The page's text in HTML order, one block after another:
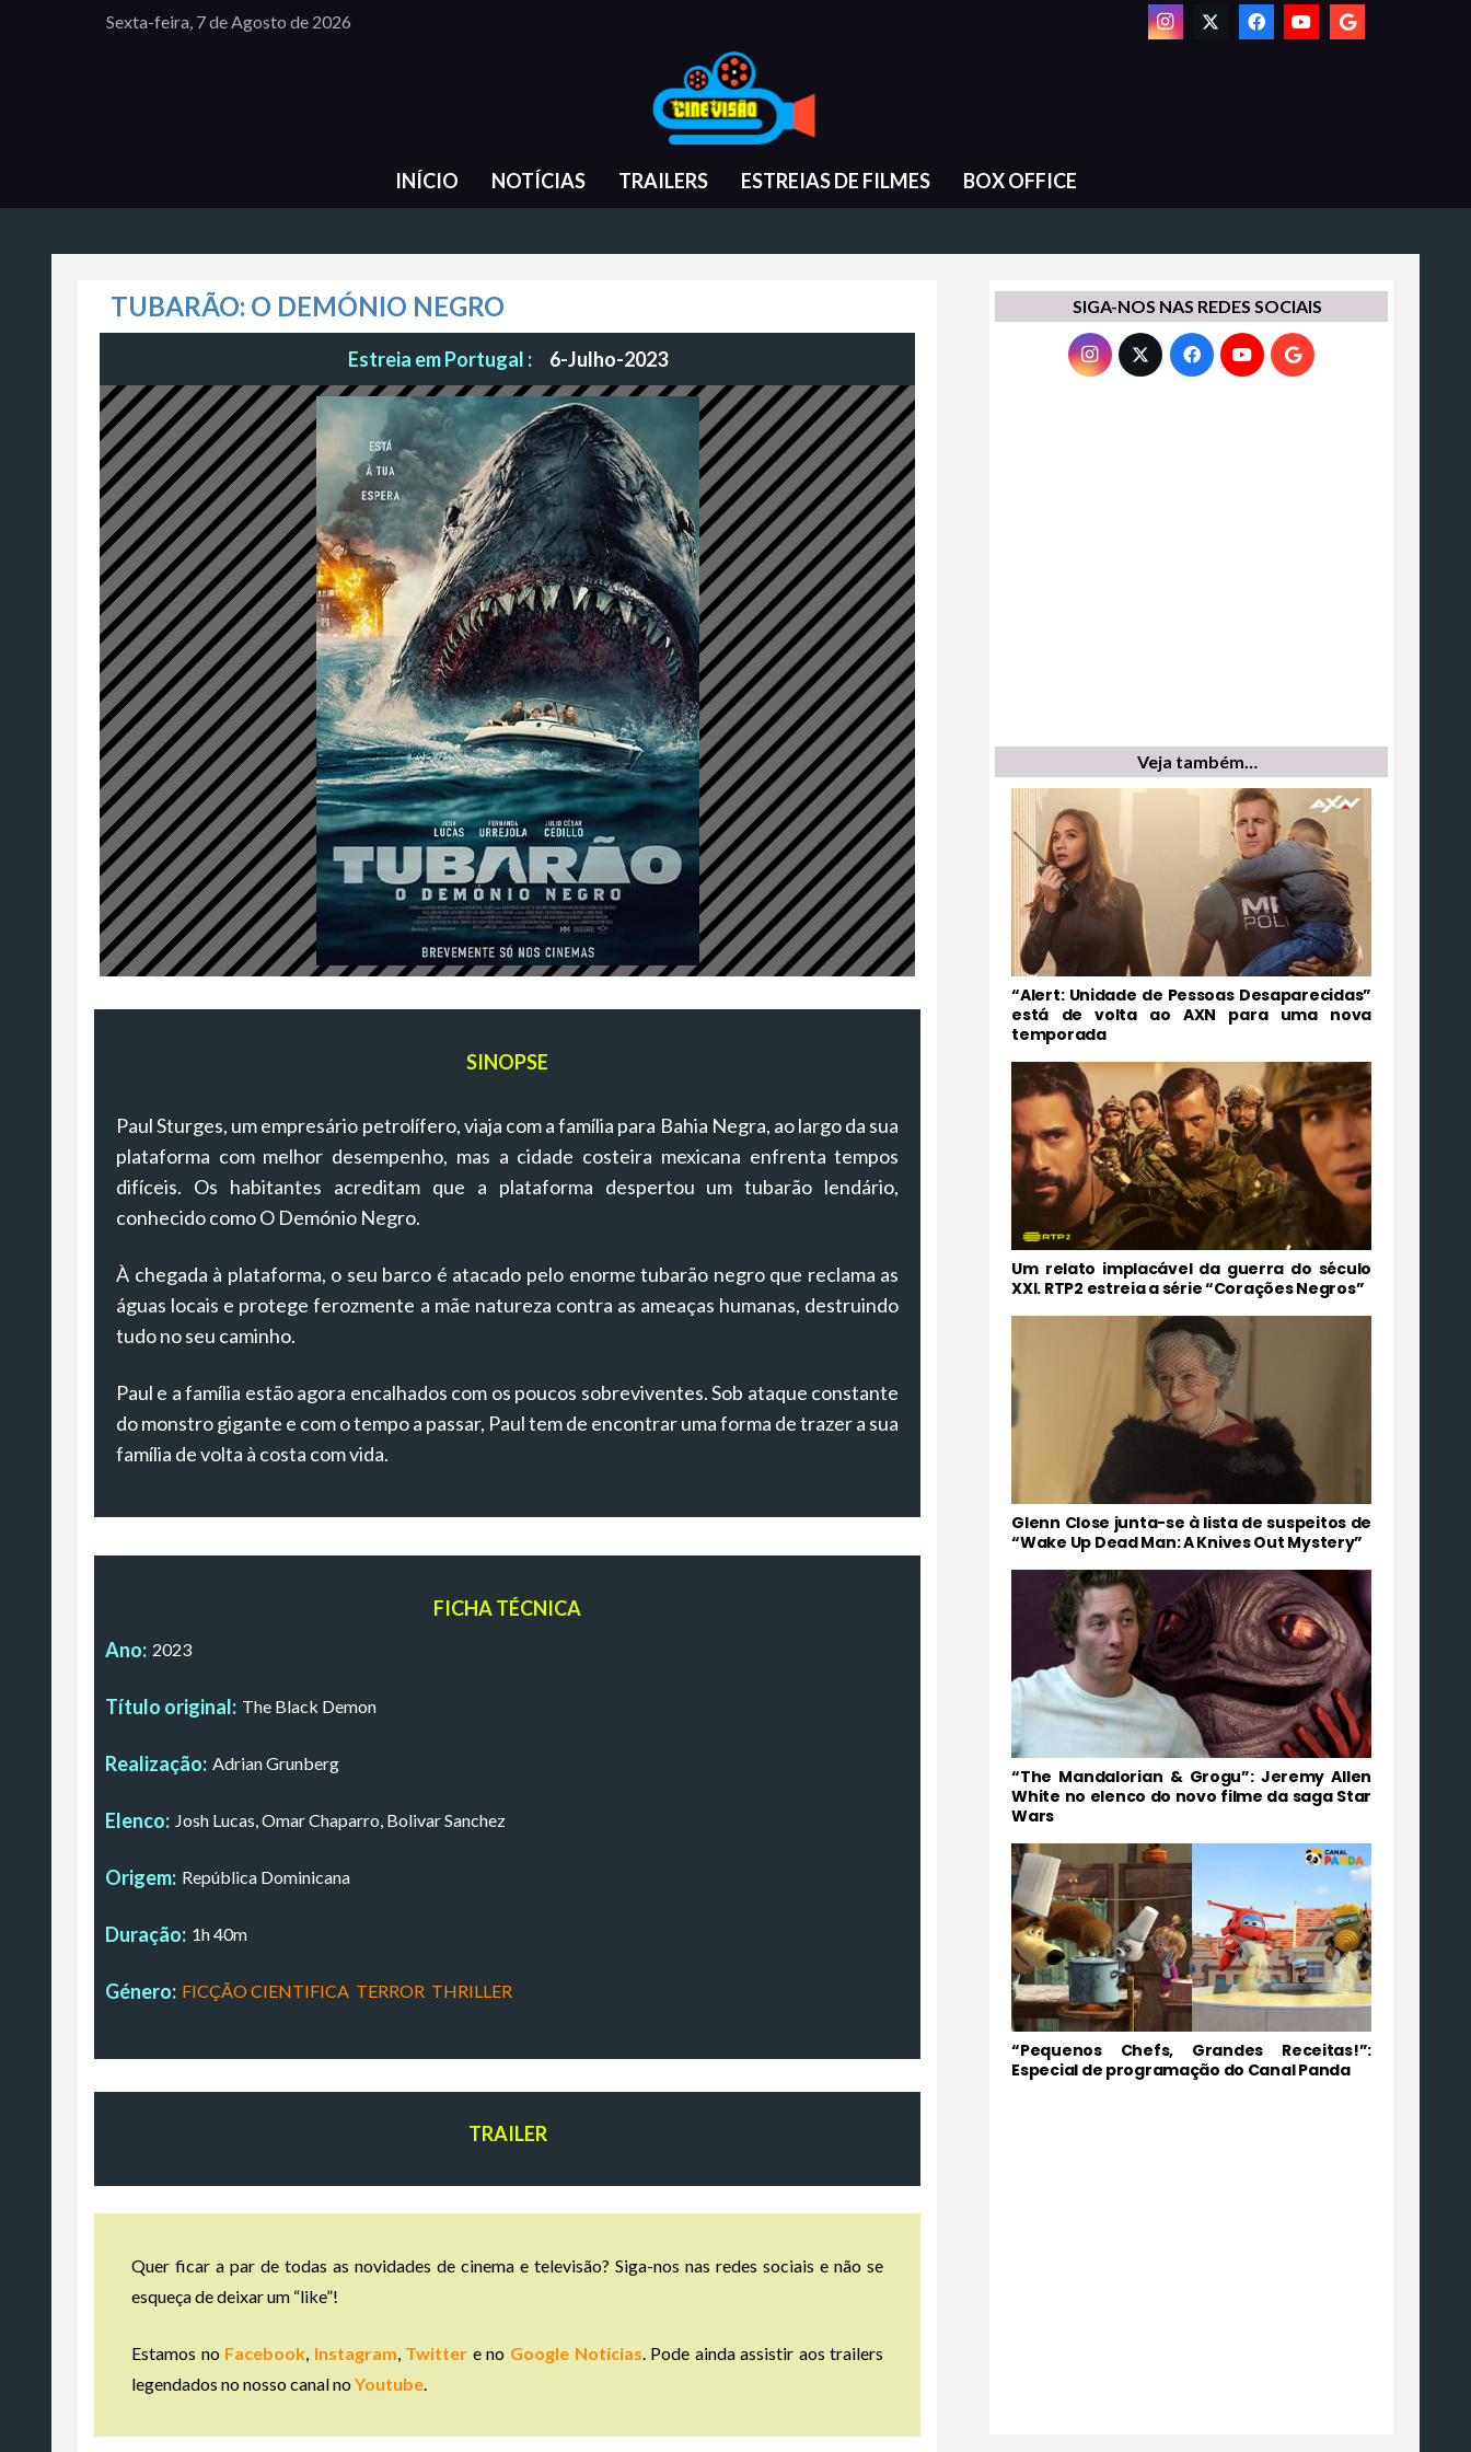
Sexta-feira, 7 de Agosto de 2026
INÍCIO NOTÍCIAS TRAILERS ESTREIAS DE FILMES BOX OFFICE
TUBARÃO: O DEMÓNIO NEGRO
Estreia em Portugal : 6-Julho-2023
SINOPSE
Paul Sturges, um empresário petrolífero, viaja com a família para Bahia Negra, ao largo da sua
plataforma com melhor desempenho, mas a cidade costeira mexicana enfrenta tempos
difíceis. Os habitantes acreditam que a plataforma despertou um tubarão lendário,
conhecido como O Demónio Negro.
À chegada à plataforma, o seu barco é atacado pelo enorme tubarão negro que reclama as
águas locais e protege ferozmente a mãe natureza contra as ameaças humanas, destruindo
tudo no seu caminho.
Paul e a família estão agora encalhados com os poucos sobreviventes. Sob ataque constante
do monstro gigante e com o tempo a passar, Paul tem de encontrar uma forma de trazer a sua
família de volta à costa com vida.
FICHA TÉCNICA
Ano: 2023
Título original: The Black Demon
Realização: Adrian Grunberg
Elenco: Josh Lucas, Omar Chaparro, Bolivar Sanchez
Origem: República Dominicana
Duração: 1h 40m
Género: FICÇÃO CIENTIFICA, TERROR, THRILLER
TRAILER
Quer ficar a par de todas as novidades de cinema e televisão? Siga-nos nas redes sociais e não se
esqueça de deixar um “like”!
Estamos no Facebook, Instagram, Twitter e no Google Notícias. Pode ainda assistir aos trailers
legendados no nosso canal noYoutube.
SIGA-NOS NAS REDES SOCIAIS
Veja também…
“Alert: Unidade de Pessoas Desaparecidas”
está de volta ao AXN para uma nova
temporada
Um relato implacável da guerra do século
XXI. RTP2 estreia a série “Corações Negros”
Glenn Close junta-se à lista de suspeitos de
“Wake Up Dead Man: A Knives Out Mystery”
“The Mandalorian & Grogu”: Jeremy Allen
White no elenco do novo filme da saga Star
Wars
“Pequenos Chefs, Grandes Receitas!”:
Especial de programação do Canal Panda